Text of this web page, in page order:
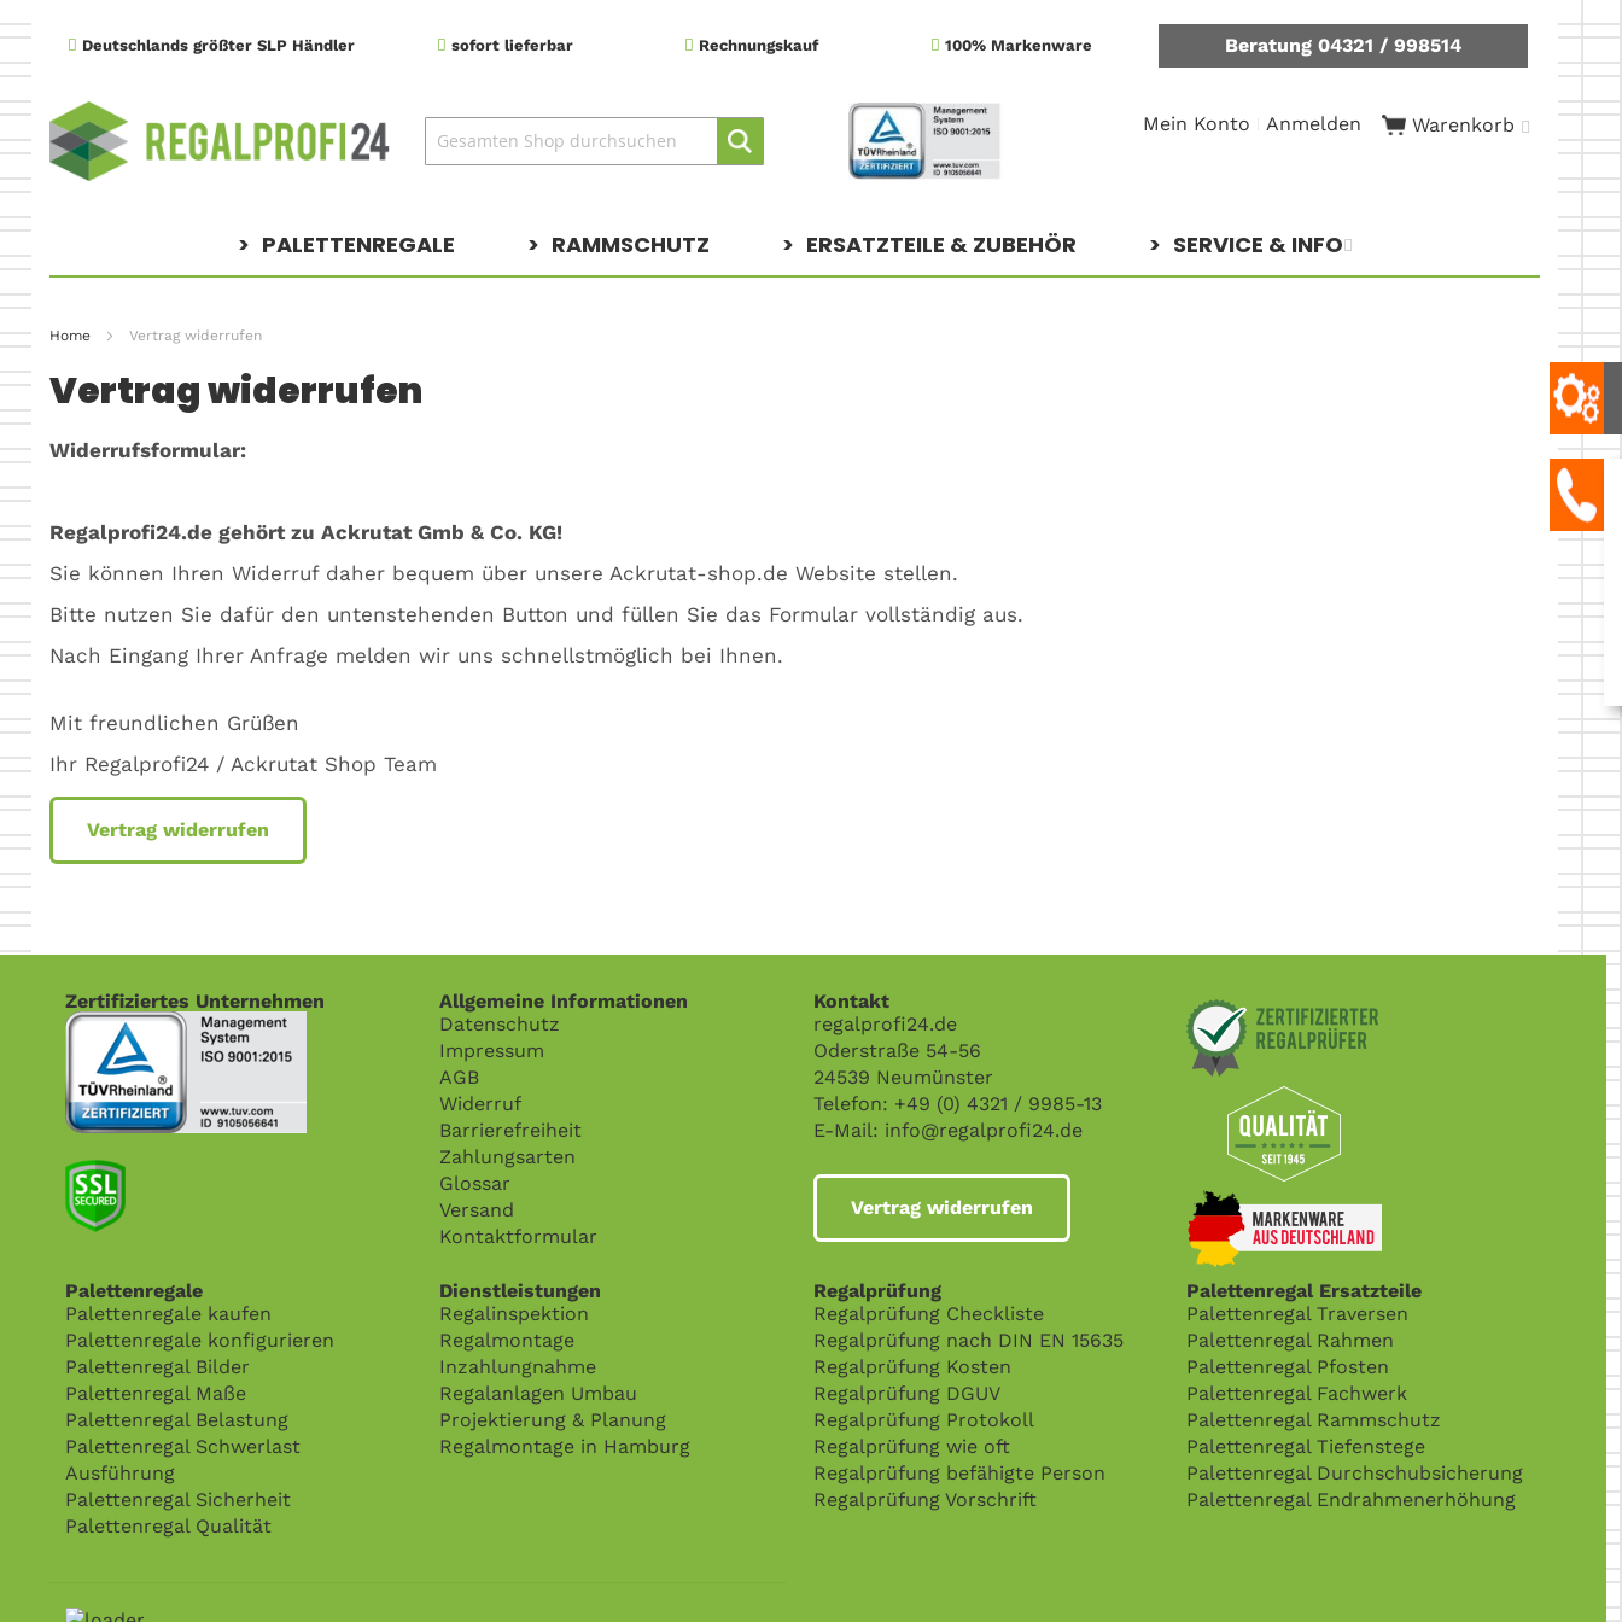
Direkt
Inhalt
Deutschlands größter SLP Händler sofort lieferbar Rechnungskauf 100% Markenware Beratung 04321 / 998514
Suche Warenkorb
Mein Konto Anmelden
PALETTENREGALE RAMMSCHUTZ ERSATZTEILE & ZUBEHÖR SERVICE & INFO
Home Vertrag widerrufen
Vertrag widerrufen
Widerrufsformular:
Regalprofi24.de gehört zu Ackrutat Gmb & Co. KG!
Sie können Ihren Widerruf daher bequem über unsere Ackrutat-shop.de Website stellen.
Bitte nutzen Sie dafür den untenstehenden Button und füllen Sie das Formular vollständig aus.
Nach Eingang Ihrer Anfrage melden wir uns schnellstmöglich bei Ihnen.
Mit freundlichen Grüßen
Ihr Regalprofi24 / Ackrutat Shop Team
Vertrag widerrufen
Zertifiziertes Unternehmen
Allgemeine Informationen
Datenschutz
Impressum
AGB
Widerruf
Barrierefreiheit
Zahlungsarten
Glossar
Versand
Kontaktformular
Kontakt
regalprofi24.de
Oderstraße 54-56
24539 Neumünster
Telefon: +49 (0) 4321 / 9985-13
E-Mail: info@regalprofi24.de
Vertrag widerrufen
Palettenregale
Palettenregale kaufen
Palettenregale konfigurieren
Palettenregal Bilder
Palettenregal Maße
Palettenregal Belastung
Palettenregal Schwerlast
Ausführung
Palettenregal Sicherheit
Palettenregal Qualität
Dienstleistungen
Regalinspektion
Regalmontage
Inzahlungnahme
Regalanlagen Umbau
Projektierung & Planung
Regalmontage in Hamburg
Regalprüfung
Regalprüfung Checkliste
Regalprüfung nach DIN EN 15635
Regalprüfung Kosten
Regalprüfung DGUV
Regalprüfung Protokoll
Regalprüfung wie oft
Regalprüfung befähigte Person
Regalprüfung Vorschrift
Palettenregal Ersatzteile
Palettenregal Traversen
Palettenregal Rahmen
Palettenregal Pfosten
Palettenregal Fachwerk
Palettenregal Rammschutz
Palettenregal Tiefenstege
Palettenregal Durchschubsicherung
Palettenregal Endrahmenerhöhung